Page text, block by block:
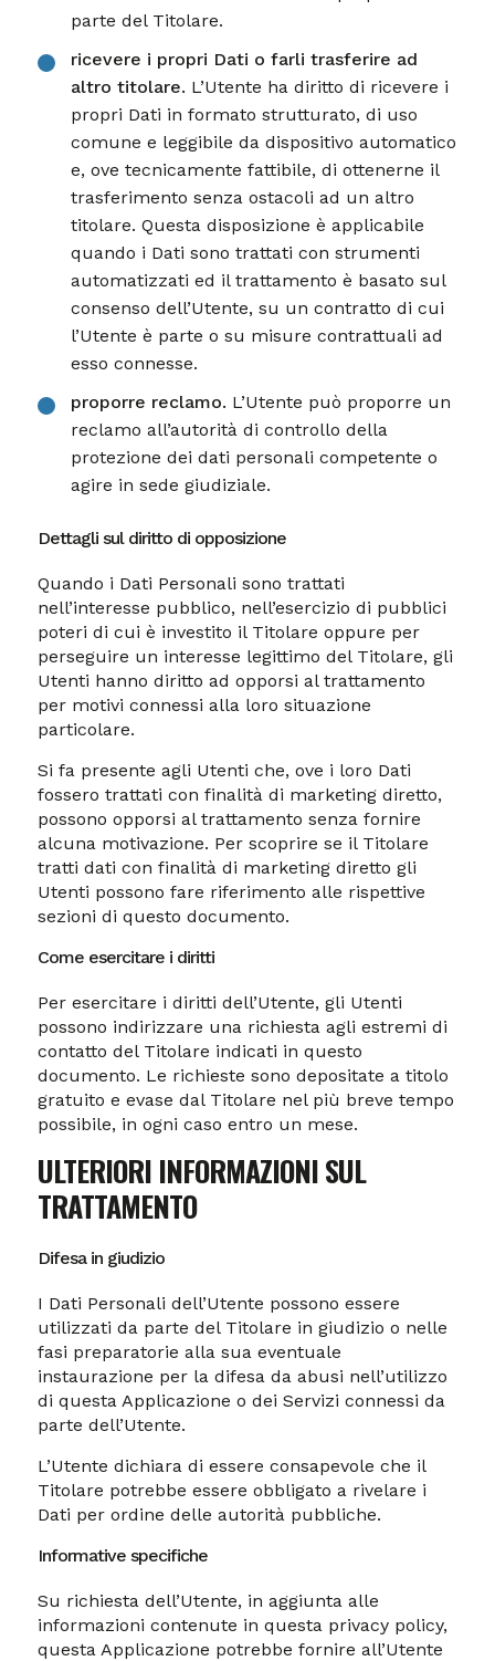
parte del Titolare.
ricevere i propri Dati o farli trasferire ad
altro titolare. L’Utente ha diritto di ricevere i
propri Dati in formato strutturato, di uso
comune e leggibile da dispositivo automatico
e, ove tecnicamente fattibile, di ottenerne il
trasferimento senza ostacoli ad un altro
titolare. Questa disposizione è applicabile
quando i Dati sono trattati con strumenti
automatizzati ed il trattamento è basato sul
consenso dell’Utente, su un contratto di cui
l’Utente è parte o su misure contrattuali ad
esso connesse.
proporre reclamo. L’Utente può proporre un
reclamo all’autorità di controllo della
protezione dei dati personali competente o
agire in sede giudiziale.
Dettagli sul diritto di opposizione
Quando i Dati Personali sono trattati
nell’interesse pubblico, nell’esercizio di pubblici
poteri di cui è investito il Titolare oppure per
perseguire un interesse legittimo del Titolare, gli
Utenti hanno diritto ad opporsi al trattamento
per motivi connessi alla loro situazione
particolare.
Si fa presente agli Utenti che, ove i loro Dati
fossero trattati con finalità di marketing diretto,
possono opporsi al trattamento senza fornire
alcuna motivazione. Per scoprire se il Titolare
tratti dati con finalità di marketing diretto gli
Utenti possono fare riferimento alle rispettive
sezioni di questo documento.
Come esercitare i diritti
Per esercitare i diritti dell’Utente, gli Utenti
possono indirizzare una richiesta agli estremi di
contatto del Titolare indicati in questo
documento. Le richieste sono depositate a titolo
gratuito e evase dal Titolare nel più breve tempo
possibile, in ogni caso entro un mese.
ULTERIORI INFORMAZIONI SUL
TRATTAMENTO
Difesa in giudizio
I Dati Personali dell’Utente possono essere
utilizzati da parte del Titolare in giudizio o nelle
fasi preparatorie alla sua eventuale
instaurazione per la difesa da abusi nell’utilizzo
di questa Applicazione o dei Servizi connessi da
parte dell’Utente.
L’Utente dichiara di essere consapevole che il
Titolare potrebbe essere obbligato a rivelare i
Dati per ordine delle autorità pubbliche.
Informative specifiche
Su richiesta dell’Utente, in aggiunta alle
informazioni contenute in questa privacy policy,
questa Applicazione potrebbe fornire all’Utente